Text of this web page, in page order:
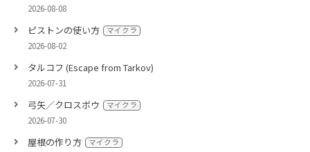
2026-08-08
ピストンの使い方 マイクラ
2026-08-02
タルコフ (Escape from Tarkov)
2026-07-31
弓矢／クロスボウ マイクラ
2026-07-30
屋根の作り方 マイクラ